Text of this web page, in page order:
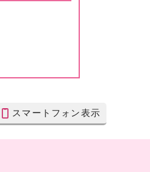
スマートフォン表示